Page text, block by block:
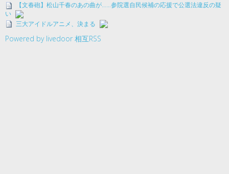
【文春砲】松山千春のあの曲が……参院選自民候補の応援で公選法違反の疑
い
三大アイドルアニメ、決まる
Powered by livedoor 相互RSS